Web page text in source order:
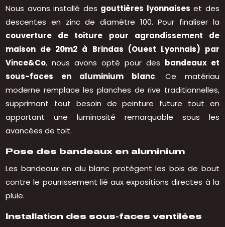
Nous avons installé des gouttières lyonnaises et des
descentes en zinc de diamètre 100. Pour finaliser la
couverture de toiture pour agrandissement de
maison de 20m2 à Brindas (Ouest Lyonnais) par
Vince&Co, nous avons opté pour des bandeaux et
sous-faces en aluminium blanc. Ce matériau
moderne remplace les planches de rive traditionnelles,
supprimant tout besoin de peinture future tout en
apportant une luminosité remarquable sous les
avancées de toit.
Pose des bandeaux en aluminium
Les bandeaux en alu blanc protègent les bois de bout
contre le pourrissement lié aux expositions directes à la
pluie.
Installation des sous-faces ventilées